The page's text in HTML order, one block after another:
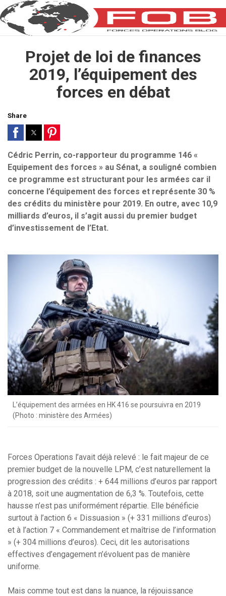
Projet de loi de finances
2019, l’équipement des
forces en débat
Share
Cédric Perrin, co-rapporteur du programme 146 «
Equipement des forces » au Sénat, a souligné combien
ce programme est structurant pour les armées car il
concerne l’équipement des forces et représente 30 %
des crédits du ministère pour 2019. En outre, avec 10,9
milliards d’euros, il s’agit aussi du premier budget
d’investissement de l’Etat.
L’équipement des armées en HK 416 se poursuivra en 2019
(Photo : ministère des Armées)
Forces Operations l’avait déjà relevé : le fait majeur de ce
premier budget de la nouvelle LPM, c’est naturellement la
progression des crédits : + 644 millions d’euros par rapport
à 2018, soit une augmentation de 6,3 %. Toutefois, cette
hausse n’est pas uniformément répartie. Elle bénéficie
surtout à l’action 6 « Dissuasion » (+ 331 millions d’euros)
et à l’action 7 « Commandement et maîtrise de l’information
» (+ 304 millions d’euros). Ceci, dit les autorisations
effectives d’engagement n’évoluent pas de manière
uniforme.
Mais comme tout est dans la nuance, la réjouissance